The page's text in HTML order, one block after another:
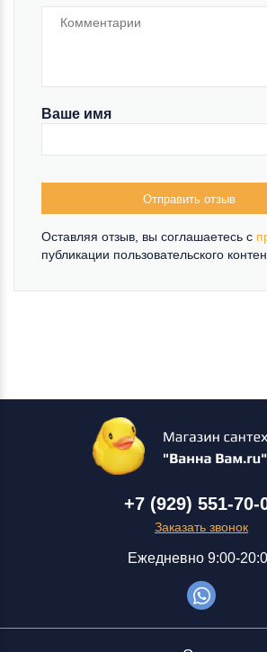
Ваше имя
Отправить отзыв
Оставляя отзыв, вы соглашаетесь c
публикации пользовательского
+7 (929) 551-70-
Заказать звонок
Ежедневно 9:00-